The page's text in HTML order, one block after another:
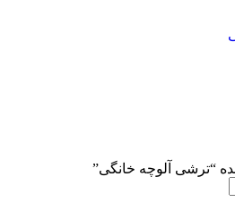
“ترشی آلوچه خانگی”